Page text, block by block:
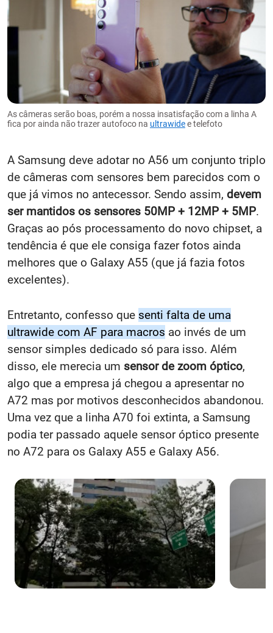
As câmeras serão boas, porém a nossa insatisfação com a linha A
fica por ainda não trazer autofoco na ultrawidee telefoto
A Samsung deve adotar no A56 um conjunto triplo
de câmeras com sensores bem parecidos com o
que já vimos no antecessor. Sendo assim, devem
ser mantidos os sensores 50MP + 12MP + 5MP.
Graças ao pós processamento do novo chipset, a
tendência é que ele consiga fazer fotos ainda
melhores que o Galaxy A55 (que já fazia fotos
excelentes).
Entretanto, confesso que senti falta de uma
ultrawide com AF para macros ao invés de um
sensor simples dedicado só para isso. Além
disso, ele merecia um sensor de zoom óptico,
algo que a empresa já chegou a apresentar no
A72 mas por motivos desconhecidos abandonou.
Uma vez que a linha A70 foi extinta, a Samsung
podia ter passado aquele sensor óptico presente
no A72 para os Galaxy A55 e Galaxy A56.